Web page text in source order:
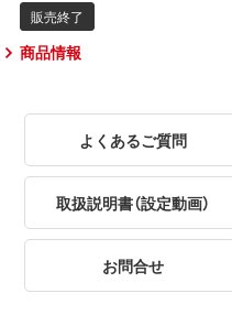
商品情報
よくあるご質問
取扱説明書（設定動画）
お問合せ